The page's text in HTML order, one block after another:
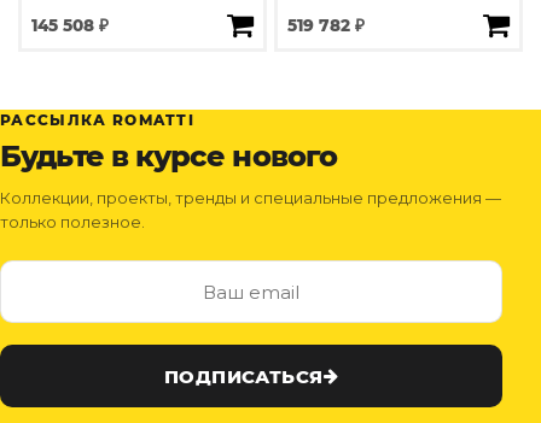
145 508 ₽ 519 782 ₽
РАССЫЛКА ROMATTI
Будьте в курсе нового
Коллекции, проекты, тренды и специальные предложения —
только полезное.
ПОДПИСАТЬСЯ